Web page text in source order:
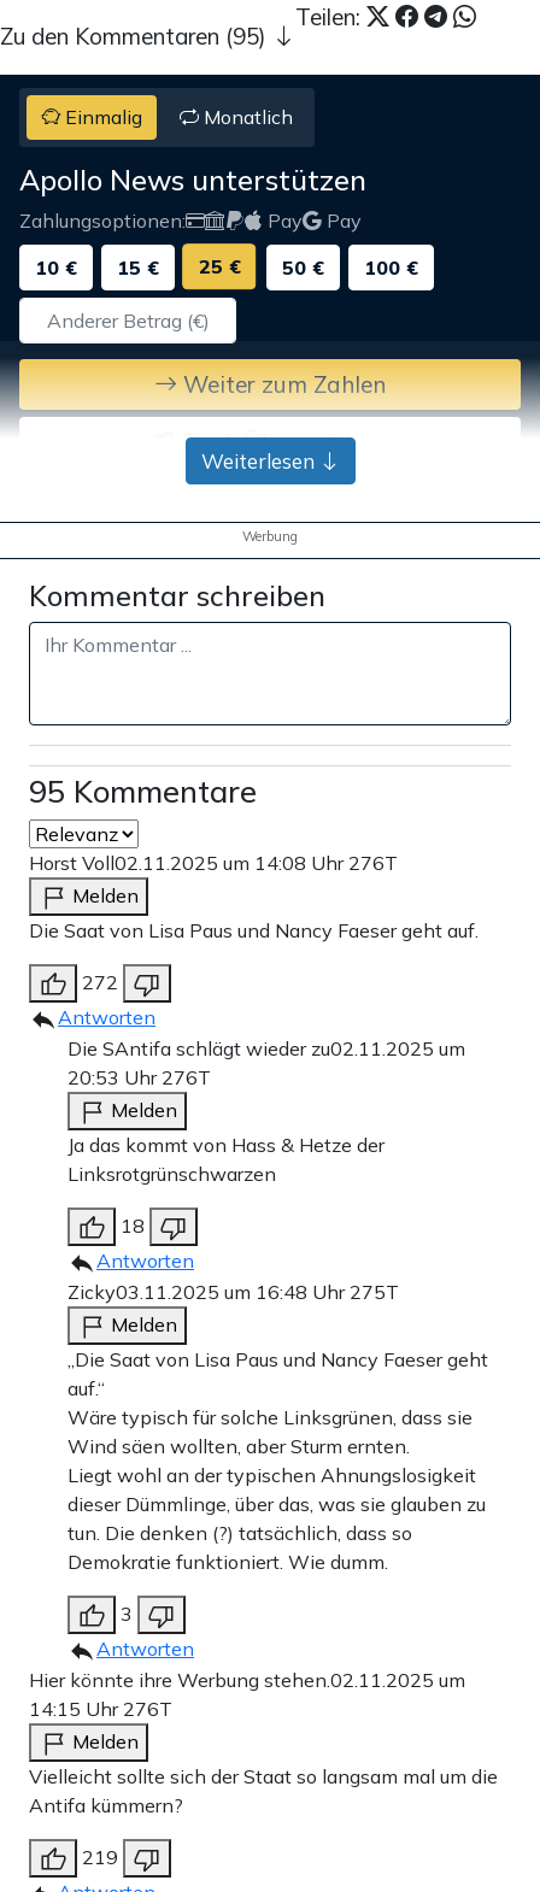
Teilen:
Zu den Kommentaren (95)
Einmalig Monatlich
Apollo News unterstützen
Zahlungsoptionen: Pay
Pay
10 €
15 € 25 € 50 € 100 €
Weiter zum Zahlen
Bank-Überweisung
Weiterlesen
Werbung
Kommentar schreiben
95 Kommentare
Horst Voll02.11.2025 um 14:08 Uhr 276T
Melden
Die Saat von Lisa Paus und Nancy Faeser geht auf.
272
Antworten
Die SAntifa schlägt wieder zu02.11.2025 um
20:53 Uhr 276T
Melden
Ja das kommt von Hass & Hetze der
Linksrotgrünschwarzen
18
Antworten
Zicky03.11.2025 um 16:48 Uhr 275T
Melden
„Die Saat von Lisa Paus und Nancy Faeser geht
auf.“
Wäre typisch für solche Linksgrünen, dass sie
Wind säen wollten, aber Sturm ernten.
Liegt wohl an der typischen Ahnungslosigkeit
dieser Dümmlinge, über das, was sie glauben zu
tun. Die denken (?) tatsächlich, dass so
Demokratie funktioniert. Wie dumm.
3
Antworten
Hier könnte ihre Werbung stehen. 02.11.2025 um
14:15 Uhr 276T
Melden
Vielleicht sollte sich der Staat so langsam mal um die
Antifa kümmern?
219